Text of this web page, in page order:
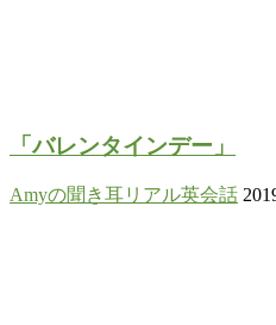
「バレンタインデー」
Amyの聞き耳リアル英会話